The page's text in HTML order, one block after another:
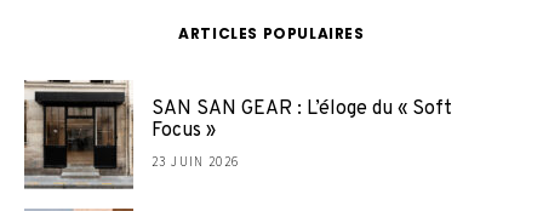
ARTICLES POPULAIRES
SAN SAN GEAR : L’éloge du « Soft
Focus »
23 JUIN 2026